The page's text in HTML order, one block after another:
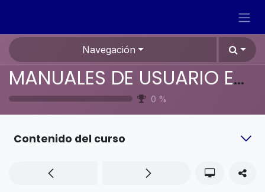
Navegación
MANUALES DE USUARIO EN ESPAÑOL ODOO 19
0 %
Contenido del curso